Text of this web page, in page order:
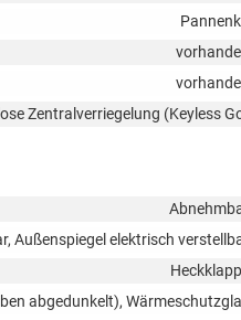
Zentralverriegelung (Keyless
Außenspiegel elektrisch
abgedunkelt),